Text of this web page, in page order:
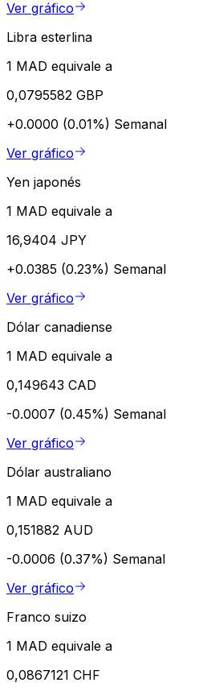
Ver gráfico
Libra esterlina
1 MAD equivale a
0,0795582 GBP
+0.0000 (0.01%) Semanal
Ver gráfico
Yen japonés
1 MAD equivale a
16,9404 JPY
+0.0385 (0.23%) Semanal
Ver gráfico
Dólar canadiense
1 MAD equivale a
0,149643 CAD
-0.0007 (0.45%) Semanal
Ver gráfico
Dólar australiano
1 MAD equivale a
0,151882 AUD
-0.0006 (0.37%) Semanal
Ver gráfico
Franco suizo
1 MAD equivale a
0,0867121 CHF